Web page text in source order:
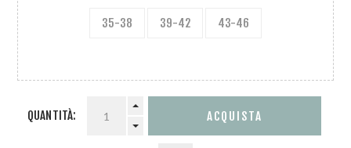
35-38 39-42 43-46
QUANTITÀ: